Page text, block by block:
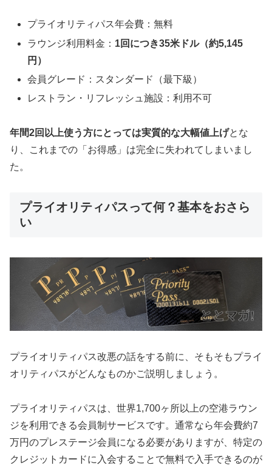
プライオリティパス年会費：無料
ラウンジ利用料金： 1回につき35米ドル（約5,145
円）
会員グレード：スタンダード（最下級）
レストラン・リフレッシュ施設：利用不可
年間2回以上使う方にとっては実質的な大幅値上げとな
り、これまでの「お得感」は完全に失われてしまいまし
た。
プライオリティパスって何？基本をおさら
い
プライオリティパス改悪の話をする前に、そもそもプライ
オリティパスがどんなものかご説明しましょう。
プライオリティパスは、世界1,700ヶ所以上の空港ラウン
ジを利用できる会員制サービスです。通常なら年会費約7
万円のプレステージ会員になる必要がありますが、特定の
クレジットカードに入会することで無料で入手できるのが